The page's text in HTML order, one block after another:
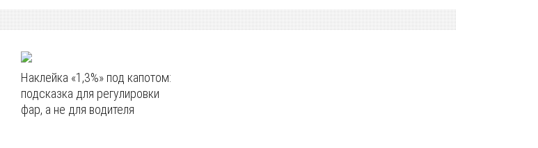
Наклейка «1,3%» под капотом:
подсказка для регулировки
фар, а не для водителя